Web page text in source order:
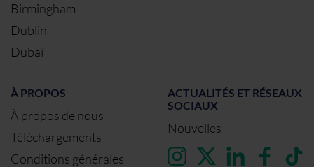
Birmingham
Dublin
Dubaï
À PROPOS
À propos de nous
Téléchargements
Conditions générales
ACTUALITÉS ET RÉSEAUX
SOCIAUX
Nouvelles